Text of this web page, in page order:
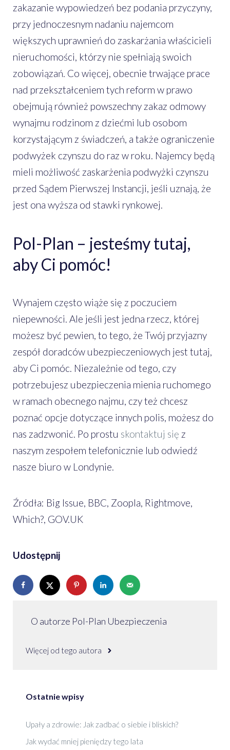
zakazanie wypowiedzeń bez podania przyczyny,
przy jednoczesnym nadaniu najemcom
większych uprawnień do zaskarżania właścicieli
nieruchomości, którzy nie spełniają swoich
zobowiązań. Co więcej, obecnie trwające prace
nad przekształceniem tych reform w prawo
obejmują również powszechny zakaz odmowy
wynajmu rodzinom z dziećmi lub osobom
korzystającym z świadczeń, a także ograniczenie
podwyżek czynszu do raz w roku. Najemcy będą
mieli możliwość zaskarżenia podwyżki czynszu
przed Sądem Pierwszej Instancji, jeśli uznają, że
jest ona wyższa od stawki rynkowej.
Pol-Plan – jesteśmy tutaj,
aby Ci pomóc!
Wynajem często wiąże się z poczuciem
niepewności. Ale jeśli jest jedna rzecz, której
możesz być pewien, to tego, że Twój przyjazny
zespół doradców ubezpieczeniowych jest tutaj,
aby Ci pomóc. Niezależnie od tego, czy
potrzebujesz ubezpieczenia mienia ruchomego
w ramach obecnego najmu, czy też chcesz
poznać opcje dotyczące innych polis, możesz do
nas zadzwonić. Po prostu skontaktuj się z
naszym zespołem telefonicznie lub odwiedź
nasze biuro w Londynie.
Źródła: Big Issue, BBC, Zoopla, Rightmove,
Which?, GOV.UK
Udostępnij
O autorze Pol-Plan Ubezpieczenia
Więcej od tego autora
Ostatnie wpisy
Upały a zdrowie: Jak zadbać o siebie i bliskich?
Jak wydać mniej pieniędzy tego lata